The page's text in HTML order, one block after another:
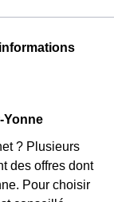
Yonne
? Plusieurs
des offres dont
Pour choisir